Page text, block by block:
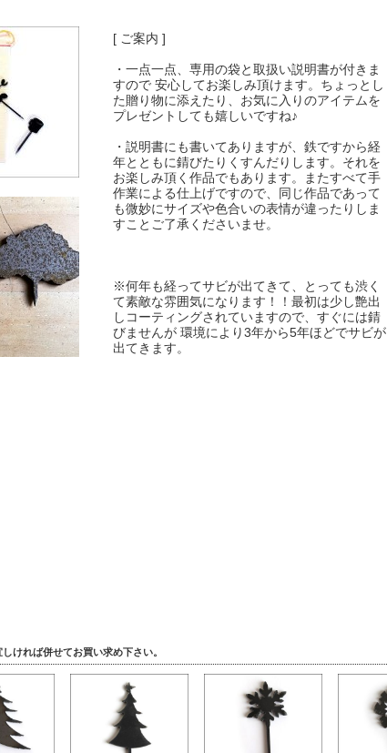
[ ご案内 ]
・一点一点、専用の袋と取扱い説明書が付きま
すので 安心してお楽しみ頂けます。ちょっとし
た贈り物に添えたり、お気に入りのアイテムを
プレゼントしても嬉しいですね♪
・説明書にも書いてありますが、鉄ですから経
年とともに錆びたりくすんだりします。それを
お楽しみ頂く作品でもあります。またすべて手
作業による仕上げですので、同じ作品であって
も微妙にサイズや色合いの表情が違ったりしま
すことご了承くださいませ。
※何年も経ってサビが出てきて、とっても渋く
て素敵な雰囲気になります！！最初は少し艶出
しコーティングされていますので、すぐには錆
びませんが 環境により3年から5年ほどでサビが
出てきます。
ければ併せてお買い求め下さい。